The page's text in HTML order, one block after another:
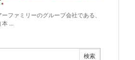
ファミリーのグループ会社である、
本 ...